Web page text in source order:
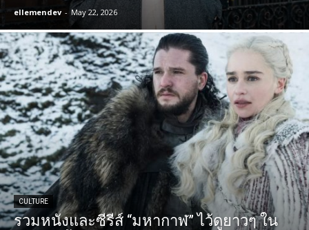
ellemendev - May 22, 2026
CULTURE
รวมหนังและซีรีส์ “มหากาฬ” ไว้ดูยาวๆ ใน